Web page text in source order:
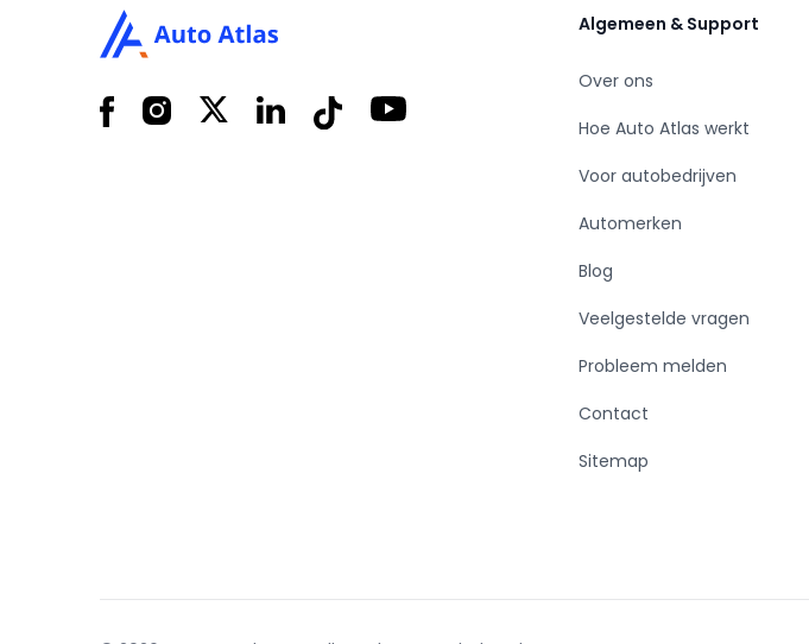
FacebookInstagram
X LinkedInTiktok YouTube
Algemeen & Support
Over ons
Hoe Auto Atlas werkt
Voor autobedrijven
Automerken
Blog
Veelgestelde vragen
Probleem melden
Contact
Sitemap